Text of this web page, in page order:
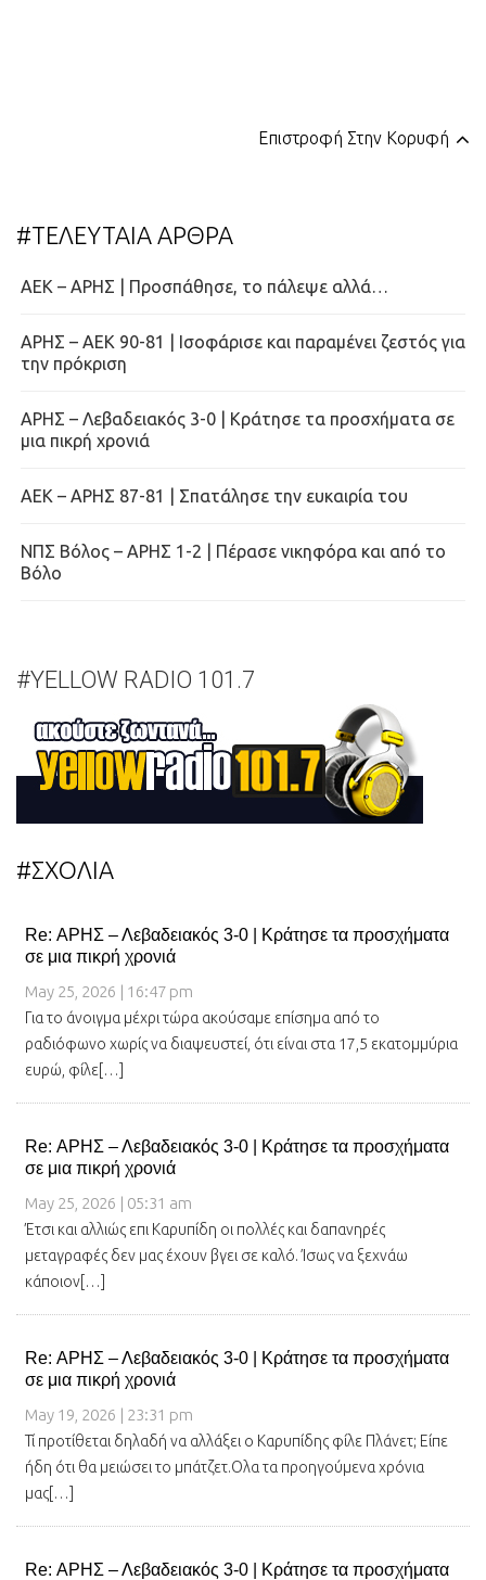
Επιστροφή Στην Κορυφή
#ΤΕΛΕΥΤΑΙΑ ΑΡΘΡΑ
ΑΕΚ – ΑΡΗΣ | Προσπάθησε, το πάλεψε αλλά…
ΑΡΗΣ – ΑΕΚ 90-81 | Ισοφάρισε και παραμένει ζεστός για
την πρόκριση
ΑΡΗΣ – Λεβαδειακός 3-0 | Κράτησε τα προσχήματα σε
μια πικρή χρονιά
ΑΕΚ – ΑΡΗΣ 87-81 | Σπατάλησε την ευκαιρία του
ΝΠΣ Βόλος – ΑΡΗΣ 1-2 | Πέρασε νικηφόρα και από το
Βόλο
#YELLOW RADIO 101.7
#ΣΧΟΛΙΑ
Re: ΑΡΗΣ – Λεβαδειακός 3-0 | Κράτησε τα προσχήματα
σε μια πικρή χρονιά
May 25, 2026 | 16:47 pm
Για το άνοιγμα μέχρι τώρα ακούσαμε επίσημα από το
ραδιόφωνο χωρίς να διαψευστεί, ότι είναι στα 17,5 εκατομμύρια
ευρώ, φίλε[…]
Re: ΑΡΗΣ – Λεβαδειακός 3-0 | Κράτησε τα προσχήματα
σε μια πικρή χρονιά
May 25, 2026 | 05:31 am
Έτσι και αλλιώς επι Καρυπίδη οι πολλές και δαπανηρές
μεταγραφές δεν μας έχουν βγει σε καλό. Ίσως να ξεχνάω
κάποιον[…]
Re: ΑΡΗΣ – Λεβαδειακός 3-0 | Κράτησε τα προσχήματα
σε μια πικρή χρονιά
May 19, 2026 | 23:31 pm
Τί προτίθεται δηλαδή να αλλάξει ο Καρυπίδης φίλε Πλάνετ; Είπε
ήδη ότι θα μειώσει το μπάτζετ.Ολα τα προηγούμενα χρόνια
μας[…]
Re: ΑΡΗΣ – Λεβαδειακός 3-0 | Κράτησε τα προσχήματα